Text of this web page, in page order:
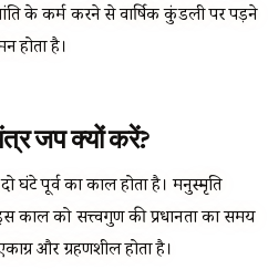
के कर्म करने से वार्षिक कुंडली पर पड़ने
होता है।
जप क्यों करें?
घंटे पूर्व का काल होता है। मनुस्मृति
काल को सत्त्वगुण की प्रधानता का समय
और ग्रहणशील होता है।